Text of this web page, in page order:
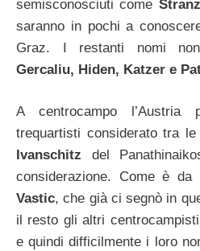
semisconosciuti come Stranzl
saranno in pochi a
Graz. I restanti nomi
Gercaliu, Hiden, Katzer e
A centrocampo
trequartisti considerato tra
Ivanschitz del
considerazione. Come è da
Vastic, che già ci segnò in
il resto gli altri
e quindi difficilmente i loro